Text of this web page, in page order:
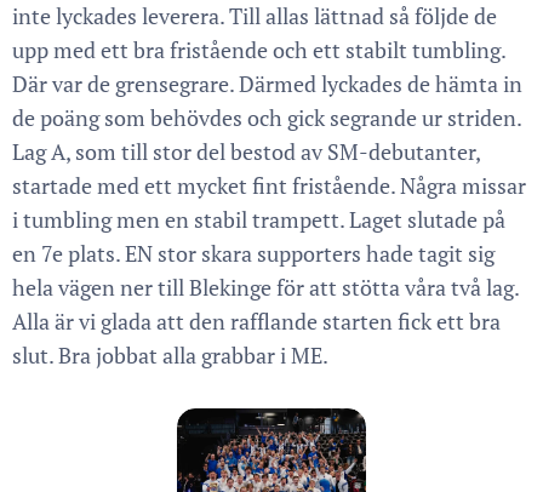
inte lyckades leverera. Till allas lättnad så följde de
upp med ett bra fristående och ett stabilt tumbling.
Där var de grensegrare. Därmed lyckades de hämta in
de poäng som behövdes och gick segrande ur striden.
Lag A, som till stor del bestod av SM-debutanter,
startade med ett mycket fint fristående. Några missar
i tumbling men en stabil trampett. Laget slutade på
en 7e plats. EN stor skara supporters hade tagit sig
hela vägen ner till Blekinge för att stötta våra två lag.
Alla är vi glada att den rafflande starten fick ett bra
slut. Bra jobbat alla grabbar i ME.